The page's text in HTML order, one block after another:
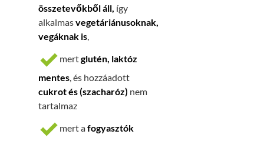
összetevőkből áll, így
alkalmasvegetáriánusoknak,
vegáknak is,
mertglutén, laktóz
mentes, és hozzáadott
cukrot és (szacharóz) nem
tartalmaz
mert afogyasztók